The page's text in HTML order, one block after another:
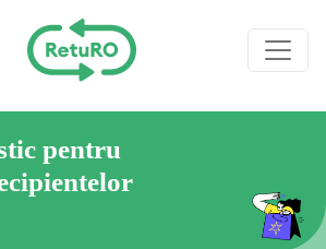
pentru